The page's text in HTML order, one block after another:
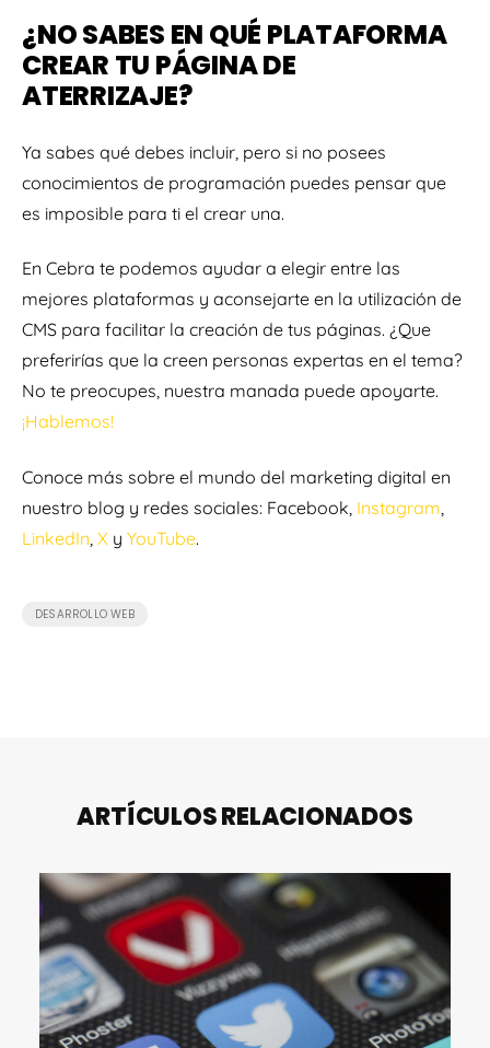
¿NO SABES EN QUÉ PLATAFORMA
CREAR TU PÁGINA DE
ATERRIZAJE?
Ya sabes qué debes incluir, pero si no posees
conocimientos de programación puedes pensar que
es imposible para ti el crear una.
En Cebra te podemos ayudar a elegir entre las
mejores plataformas y aconsejarte en la utilización de
CMS para facilitar la creación de tus páginas. ¿Que
preferirías que la creen personas expertas en el tema?
No te preocupes, nuestra manada puede apoyarte.
¡Hablemos!
Conoce más sobre el mundo del marketing digital en
nuestro blog y redes sociales: Facebook, Instagram
LinkedIn X y YouTube.
DESARROLLO WEB
ARTÍCULOS RELACIONADOS